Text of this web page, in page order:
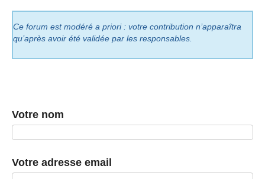
Ce forum est modéré a priori : votre contribution n’apparaîtra
qu’après avoir été validée par les responsables.
Votre nom
Votre adresse email